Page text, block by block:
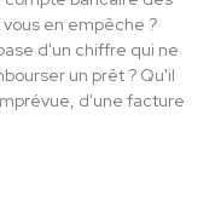
en empêche ?
d'un chiffre qui ne
un prêt ? Qu'il
d'une facture